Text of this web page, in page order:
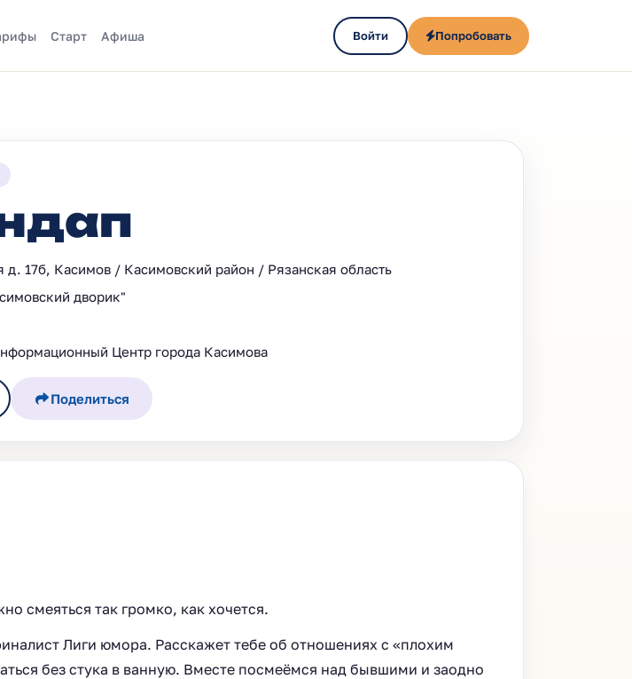
Старт Афиша Войти Попробовать
д. 17б, Касимов / Касимовский район / Рязанская область
дворик"
Центр города Касимова
Поделиться
смеяться так громко, как хочется.
Лиги юмора. Расскажет тебе об отношениях с «плохим
без стука в ванную. Вместе посмеёмся над бывшими и заодно